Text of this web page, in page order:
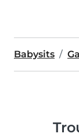
Babysits